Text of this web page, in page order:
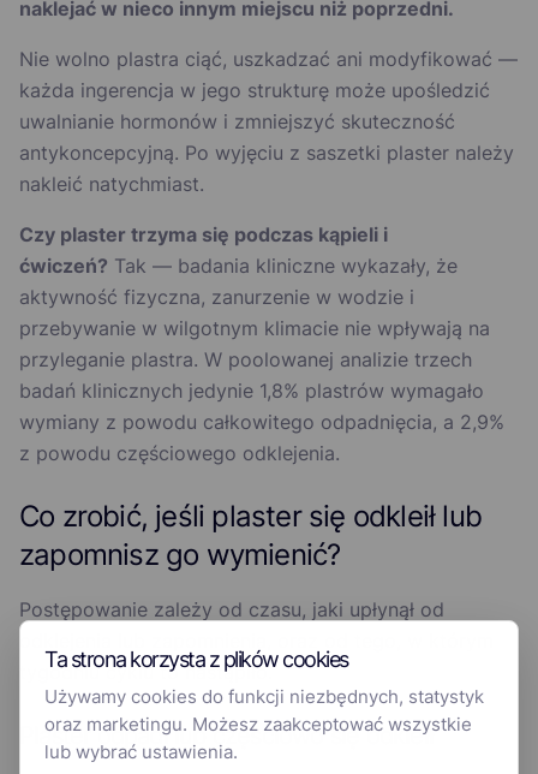
naklejać w nieco innym miejscu niż poprzedni.
Nie wolno plastra ciąć, uszkadzać ani modyfikować —
każda ingerencja w jego strukturę może upośledzić
uwalnianie hormonów i zmniejszyć skuteczność
antykoncepcyjną. Po wyjęciu z saszetki plaster należy
nakleić natychmiast.
Czy plaster trzyma się podczas kąpieli i
ćwiczeń? Tak — badania kliniczne wykazały, że
aktywność fizyczna, zanurzenie w wodzie i
przebywanie w wilgotnym klimacie nie wpływają na
przyleganie plastra. W poolowanej analizie trzech
badań klinicznych jedynie 1,8% plastrów wymagało
wymiany z powodu całkowitego odpadnięcia, a 2,9%
z powodu częściowego odklejenia.
Co zrobić, jeśli plaster się odkleił lub
zapomnisz go wymienić?
Postępowanie zależy od czasu, jaki upłynął od
tygodniu cyklu to nastąpiło.
Plaster odpadł lub częściowo się odkleił
Ta strona korzysta z plików cookies
Używamy cookies do funkcji niezbędnych, statystyk
oraz marketingu. Możesz zaakceptować wszystkie
lub wybrać ustawienia.